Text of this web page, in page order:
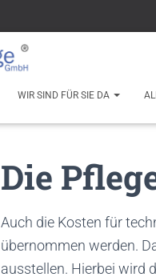
WIR SIND FÜR SIE DA
Die
Auch die Kosten für
übernommen werden.
ausstellen. Hierbei wird